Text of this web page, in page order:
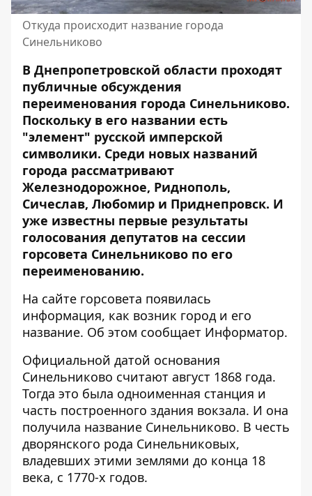
Откуда происходит название города
Синельниково
В Днепропетровской области проходят
публичные обсуждения
переименования города Синельниково.
Поскольку в его названии есть
"элемент" русской имперской
символики. Среди новых названий
города рассматривают
Железнодорожное, Риднополь,
Сичеслав, Любомир и Приднепровск. И
уже известны первые результаты
голосования депутатов на сессии
горсовета Синельниково по его
переименованию.
На сайте горсовета появилась
информация, как возник город и его
название. Об этом сообщает Информатор.
Официальной датой основания
Синельниково считают август 1868 года.
Тогда это была одноименная станция и
часть построенного здания вокзала. И она
получила название Синельниково. В честь
дворянского рода Синельниковых,
владевших этими землями до конца 18
века, с 1770-х годов.